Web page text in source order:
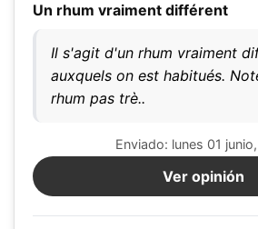
Un rhum vraiment différent
Il s'agit d'un rhum vraiment
auxquels on est habitués.
rhum pas trè..
Enviado: lunes 01
Ver opinión